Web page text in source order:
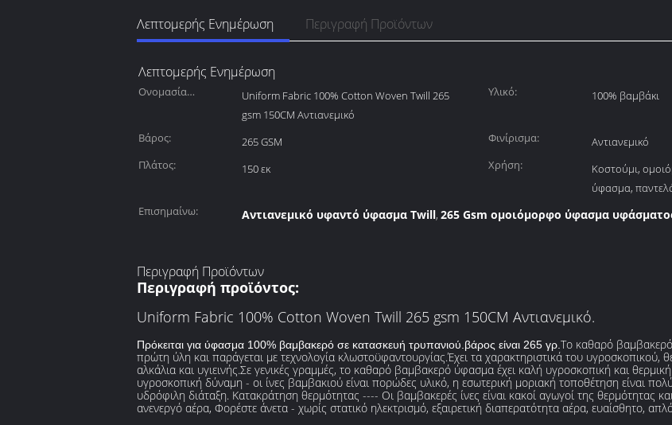
Λεπτομερής Ενημέρωση Περιγραφή Προϊόντων
Λεπτομερής Ενημέρωση
Ονομασία
Uniform Fabric 100% Cotton Woven Twill 265
gsm 150CM Αντιανεμικό
Υλικό: 100% βαμβάκι
Βάρος: 265 GSM Φινίρισμα:
Αντιανεμικό
Πλάτος:
150 εκ Χρήση:
Κοστούμι,
ύφασμα,
Επισημαίνω:
Αντιανεμικό υφαντό ύφασμα Twill, 265 Gsm ομοιόμορφο ύφασμα
Περιγραφή Προϊόντων
Περιγραφή προϊόντος:
Uniform Fabric 100% Cotton Woven Twill 265 gsm 150CM Αντιανεμικό.
Πρόκειται για ύφασμα 100% βαμβακερό σε κατασκευή τρυπανιού.βάρος είναι 265 γρ. Το καθαρό
πρώτη ύλη και παράγεται με τεχνολογία κλωστοϋφαντουργίας.Έχει τα χαρακτηριστικά του υγροσκοπικού,
αλκάλια και υγιεινής.Σε γενικές γραμμές, το καθαρό βαμβακερό ύφασμα έχει καλή υγροσκοπική και
υγροσκοπική δύναμη - οι ίνες βαμβακιού είναι πορώδες υλικό, η εσωτερική μοριακή τοποθέτηση είναι
υδρόφιλη διάταξη. Κατακράτηση θερμότητας ---- Οι βαμβακερές ίνες είναι κακοί αγωγοί της θερμότητας και
ανενεργό αέρα, Φορέστε άνετα - χωρίς στατικό ηλεκτρισμό, εξαιρετική διαπερατότητα αέρα, ευαίσθητο,